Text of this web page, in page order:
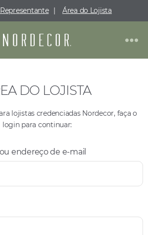
| Área do Lojista
DO LOJISTA
lojistas credenciadas Nordecor, faça o
login para continuar:
endereço de e-mail